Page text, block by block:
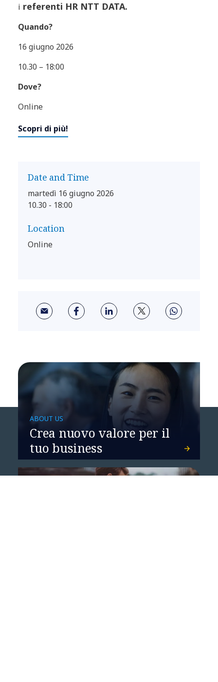
i referenti HR NTT DATA.
Quando?
16 giugno 2026
10.30 – 18:00
Dove?
Online
Scopri di più!
Date and Time
martedì 16 giugno 2026
10.30 - 18:00
Location
Online
ABOUT US
Crea nuovo valore per il
tuo business